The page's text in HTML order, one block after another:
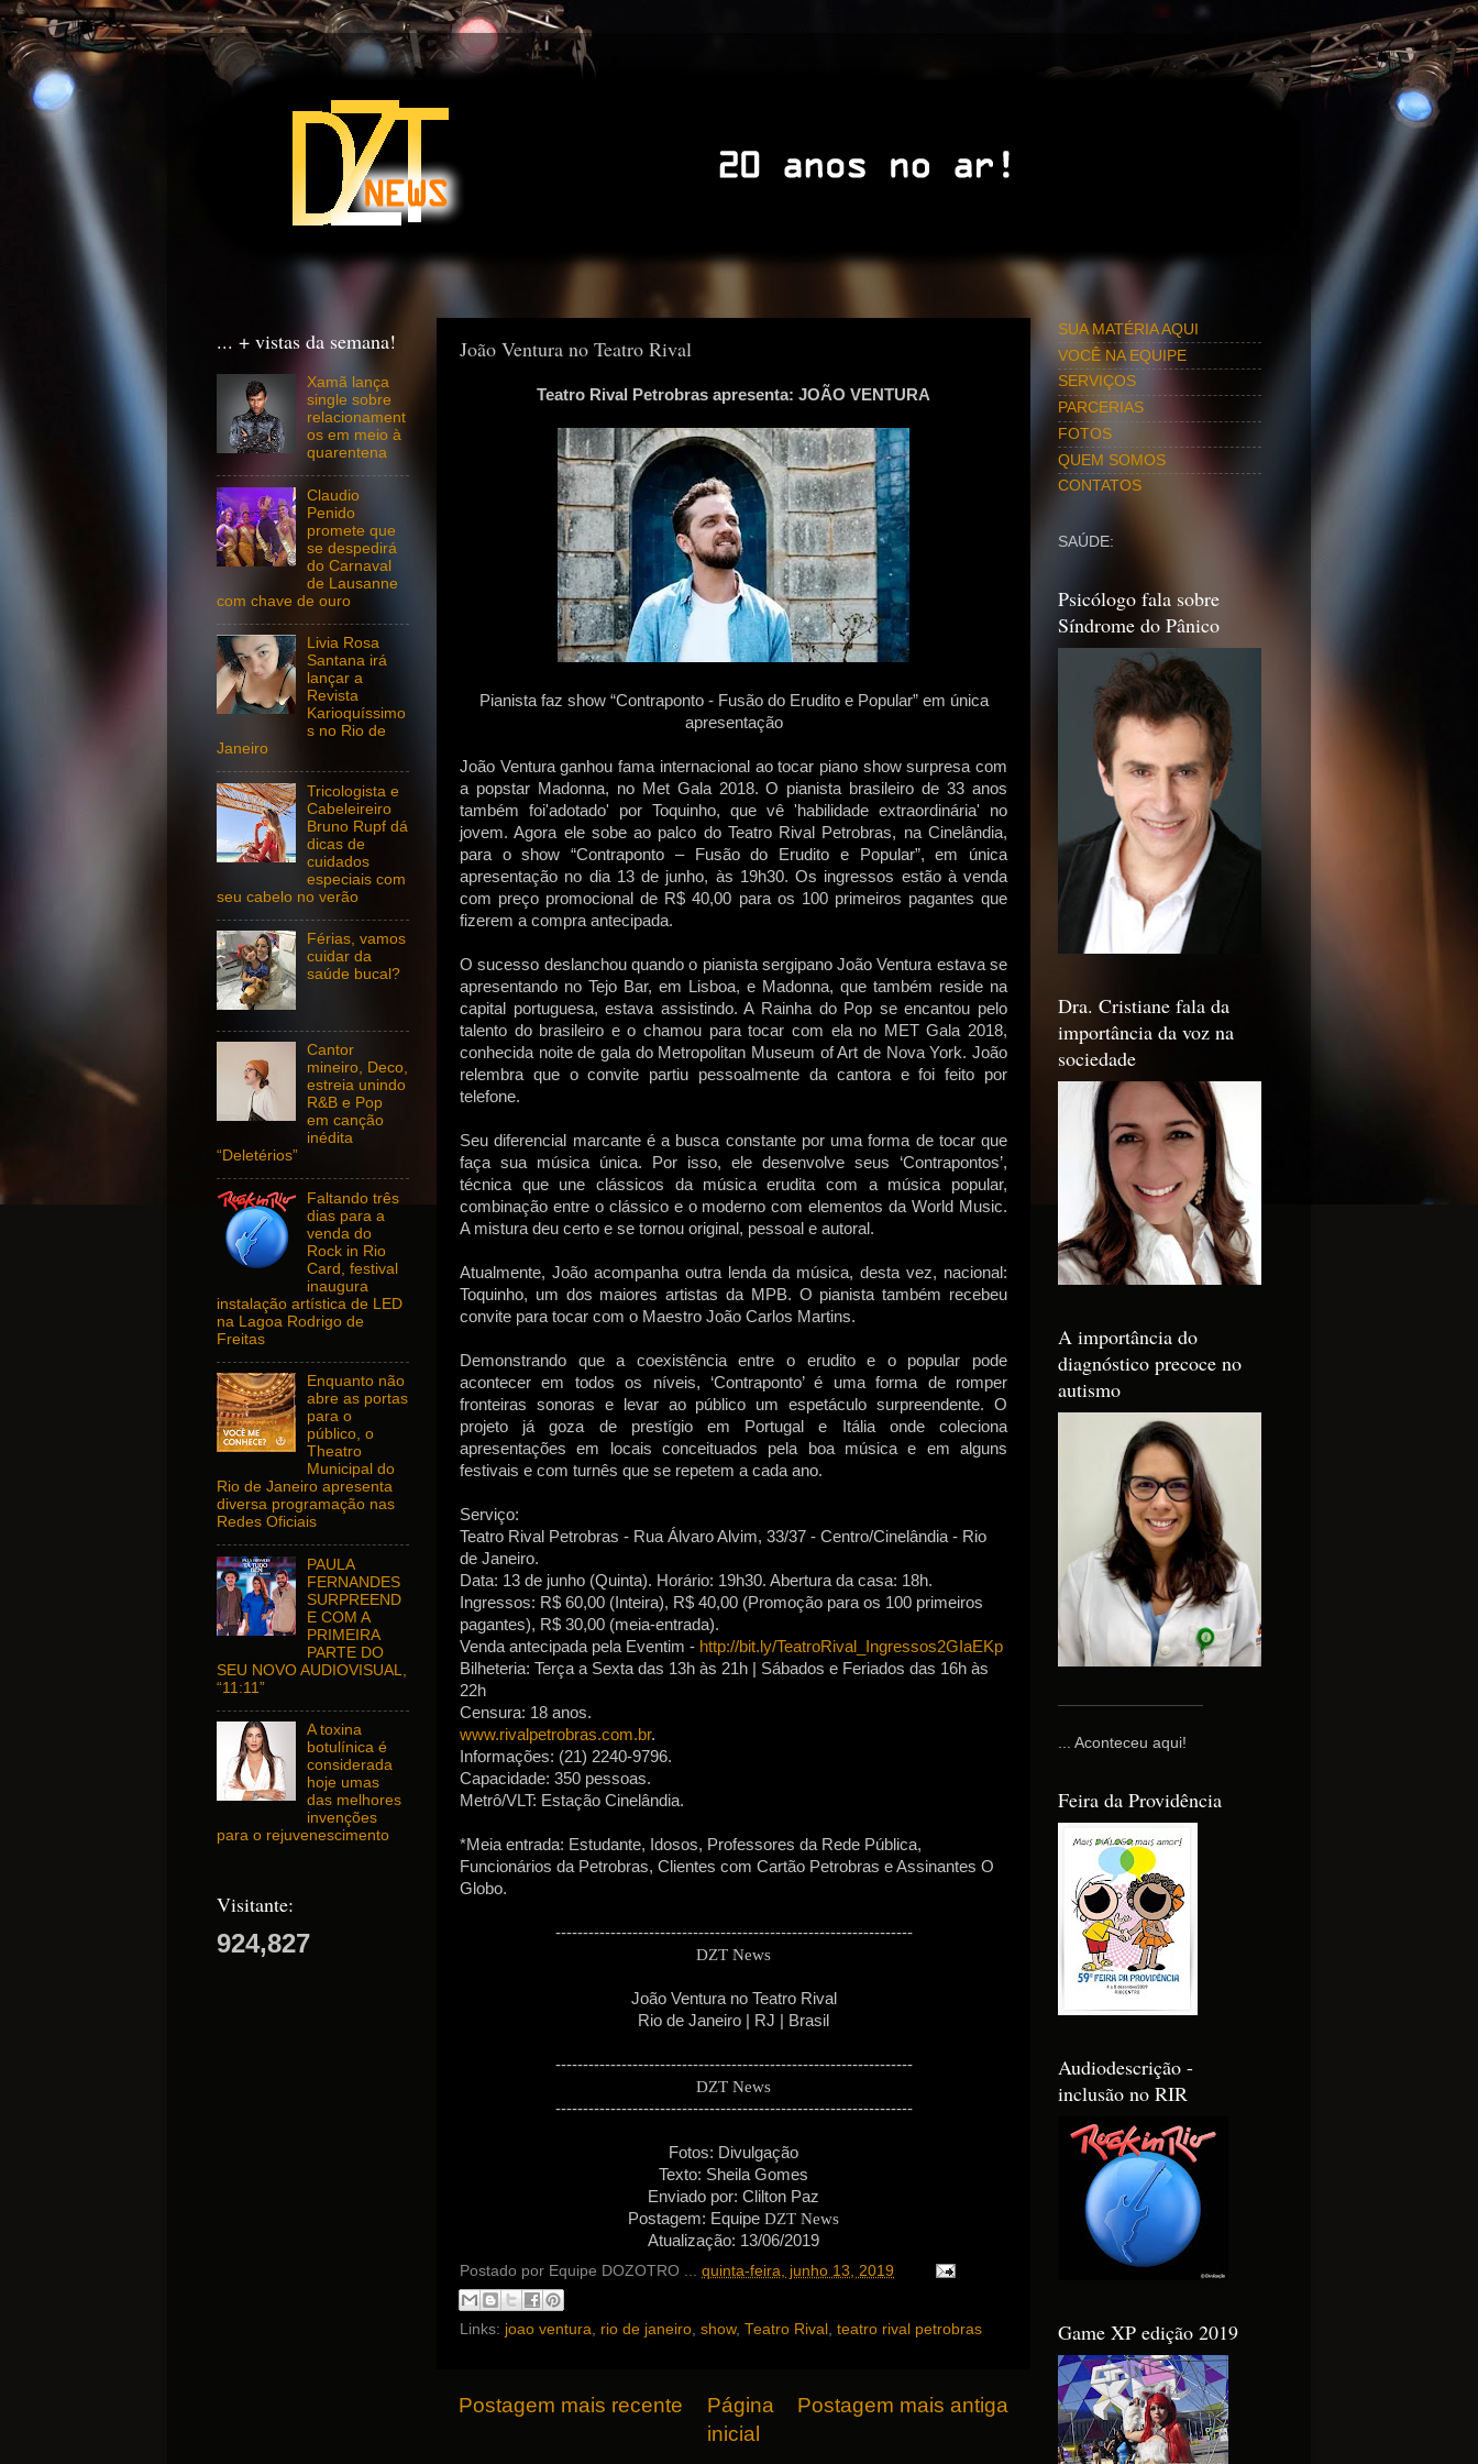
João Ventura no Teatro Rival
Teatro Rival Petrobras apresenta: JOÃO VENTURA
Pianista faz show “Contraponto - Fusão do Erudito e Popular” em única
apresentação
João Ventura ganhou fama internacional ao tocar piano show surpresa com
a popstar Madonna, no Met Gala 2018. O pianista brasileiro de 33 anos
também foi'adotado' por Toquinho, que vê 'habilidade extraordinária' no
jovem. Agora ele sobe ao palco do Teatro Rival Petrobras, na Cinelândia,
para o show “Contraponto – Fusão do Erudito e Popular”, em única
apresentação no dia 13 de junho, às 19h30. Os ingressos estão à venda
com preço promocional de R$ 40,00 para os 100 primeiros pagantes que
fizerem a compra antecipada.
O sucesso deslanchou quando o pianista sergipano João Ventura estava se
apresentando no Tejo Bar, em Lisboa, e Madonna, que também reside na
capital portuguesa, estava assistindo. A Rainha do Pop se encantou pelo
talento do brasileiro e o chamou para tocar com ela no MET Gala 2018,
conhecida noite de gala do Metropolitan Museum of Art de Nova York. João
relembra que o convite partiu pessoalmente da cantora e foi feito por
telefone.
Seu diferencial marcante é a busca constante por uma forma de tocar que
faça sua música única. Por isso, ele desenvolve seus ‘Contrapontos’,
técnica que une clássicos da música erudita com a música popular,
combinação entre o clássico e o moderno com elementos da World Music.
A mistura deu certo e se tornou original, pessoal e autoral.
Atualmente, João acompanha outra lenda da música, desta vez, nacional:
Toquinho, um dos maiores artistas da MPB. O pianista também recebeu
convite para tocar com o Maestro João Carlos Martins.
Demonstrando que a coexistência entre o erudito e o popular pode
acontecer em todos os níveis, ‘Contraponto’ é uma forma de romper
fronteiras sonoras e levar ao público um espetáculo surpreendente. O
projeto já goza de prestígio em Portugal e Itália onde coleciona
apresentações em locais conceituados pela boa música e em alguns
festivais e com turnês que se repetem a cada ano.
Serviço:
Teatro Rival Petrobras - Rua Álvaro Alvim, 33/37 - Centro/Cinelândia - Rio
de Janeiro.
Data: 13 de junho (Quinta). Horário: 19h30. Abertura da casa: 18h.
Ingressos: R$ 60,00 (Inteira), R$ 40,00 (Promoção para os 100 primeiros
pagantes), R$ 30,00 (meia-entrada).
Venda antecipada pela Eventim - http://bit.ly/TeatroRival_Ingressos2GIaEKp
Bilheteria: Terça a Sexta das 13h às 21h | Sábados e Feriados das 16h às
22h
Censura: 18 anos.
www.rivalpetrobras.com.br.
Informações: (21) 2240-9796.
Capacidade: 350 pessoas.
Metrô/VLT: Estação Cinelândia.
*Meia entrada: Estudante, Idosos, Professores da Rede Pública,
Funcionários da Petrobras, Clientes com Cartão Petrobras e Assinantes O
Globo.
-----------------------------------------------------------------
DZT News
João Ventura no Teatro Rival
Rio de Janeiro | RJ | Brasil
-----------------------------------------------------------------
DZT News
-----------------------------------------------------------------
Fotos: Divulgação
Texto: Sheila Gomes
Enviado por: Clilton Paz
Postagem: Equipe DZT News
Atualização: 13/06/2019
Postado por Equipe DOZOTRO quinta-feira, junho 13, 2019
Links: joao ventura, rio de janeiro, show, Teatro Rival , teatro rival petrobras
Postagem mais recente Postagem mais antiga
Página
inicial
... + vistas da semana!
Xamã lança
single sobre
relacionament
os em meio à
quarentena
Claudio
Penido
promete que
se despedirá
do Carnaval
de Lausanne
com chave de ouro
Livia Rosa
Santana irá
lançar a
Revista
Karioquíssimo
s no Rio de
Janeiro
Tricologista e
Cabeleireiro
Bruno Rupf dá
dicas de
cuidados
especiais com
seu cabelo no verão
Férias, vamos
cuidar da
saúde bucal?
Cantor
mineiro, Deco,
estreia unindo
R&B e Pop
em canção
inédita
“Deletérios”
Faltando três
dias para a
venda do
Rock in Rio
Card, festival
inaugura
instalação artística de LED
na Lagoa Rodrigo de
Freitas
Enquanto não
abre as portas
para o
público, o
Theatro
Municipal do
Rio de Janeiro apresenta
diversa programação nas
Redes Oficiais
PAULA
FERNANDES
SURPREEND
E COM A
PRIMEIRA
PARTE DO
SEU NOVO AUDIOVISUAL,
“11:11”
A toxina
botulínica é
considerada
hoje umas
das melhores
invenções
para o rejuvenescimento
Visitante:
924,827
SUA MATÉRIA AQUI
VOCÊ NA EQUIPE
SERVIÇOS
PARCERIAS
FOTOS
QUEM SOMOS
CONTATOS
SAÚDE:
Psicólogo fala sobre
Síndrome do Pânico
Dra. Cristiane fala da
importância da voz na
sociedade
A importância do
diagnóstico precoce no
autismo
... Aconteceu aqui!
Feira da Providência
Audiodescrição -
inclusão no RIR
Game XP edição 2019